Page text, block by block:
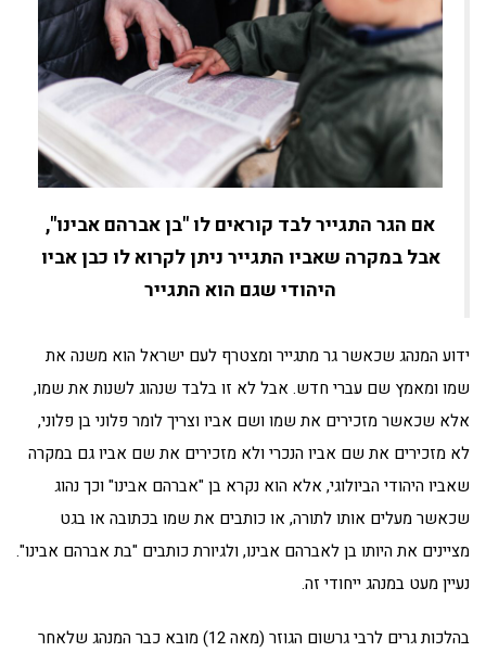
אם הגר התגייר לבד קוראים לו "בן אברהם אבינו",
אבל במקרה שאביו התגייר ניתן לקרוא לו כבן אביו
היהודי שגם הוא התגייר
ידוע המנהג שכאשר גר מתגייר ומצטרף לעם ישראל הוא משנה את
שמו ומאמץ שם עברי חדש. אבל לא זו בלבד שנהוג לשנות את שמו,
אלא שכאשר מזכירים את שמו ושם אביו וצריך לומר פלוני בן פלוני,
לא מזכירים את שם אביו הנכרי ולא מזכירים את שם אביו גם במקרה
שאביו היהודי הביולוגי, אלא הוא נקרא בן "אברהם אבינו" וכך נהוג
שכאשר מעלים אותו לתורה, או כותבים את שמו בכתובה או בגט
מציינים את היותו בן לאברהם אבינו, ולגיורת כותבים "בת אברהם אבינו".
נעיין מעט במנהג ייחודי זה.
בהלכות גרים לרבי גרשום הגוזר (מאה 12) מובא כבר המנהג שלאחר